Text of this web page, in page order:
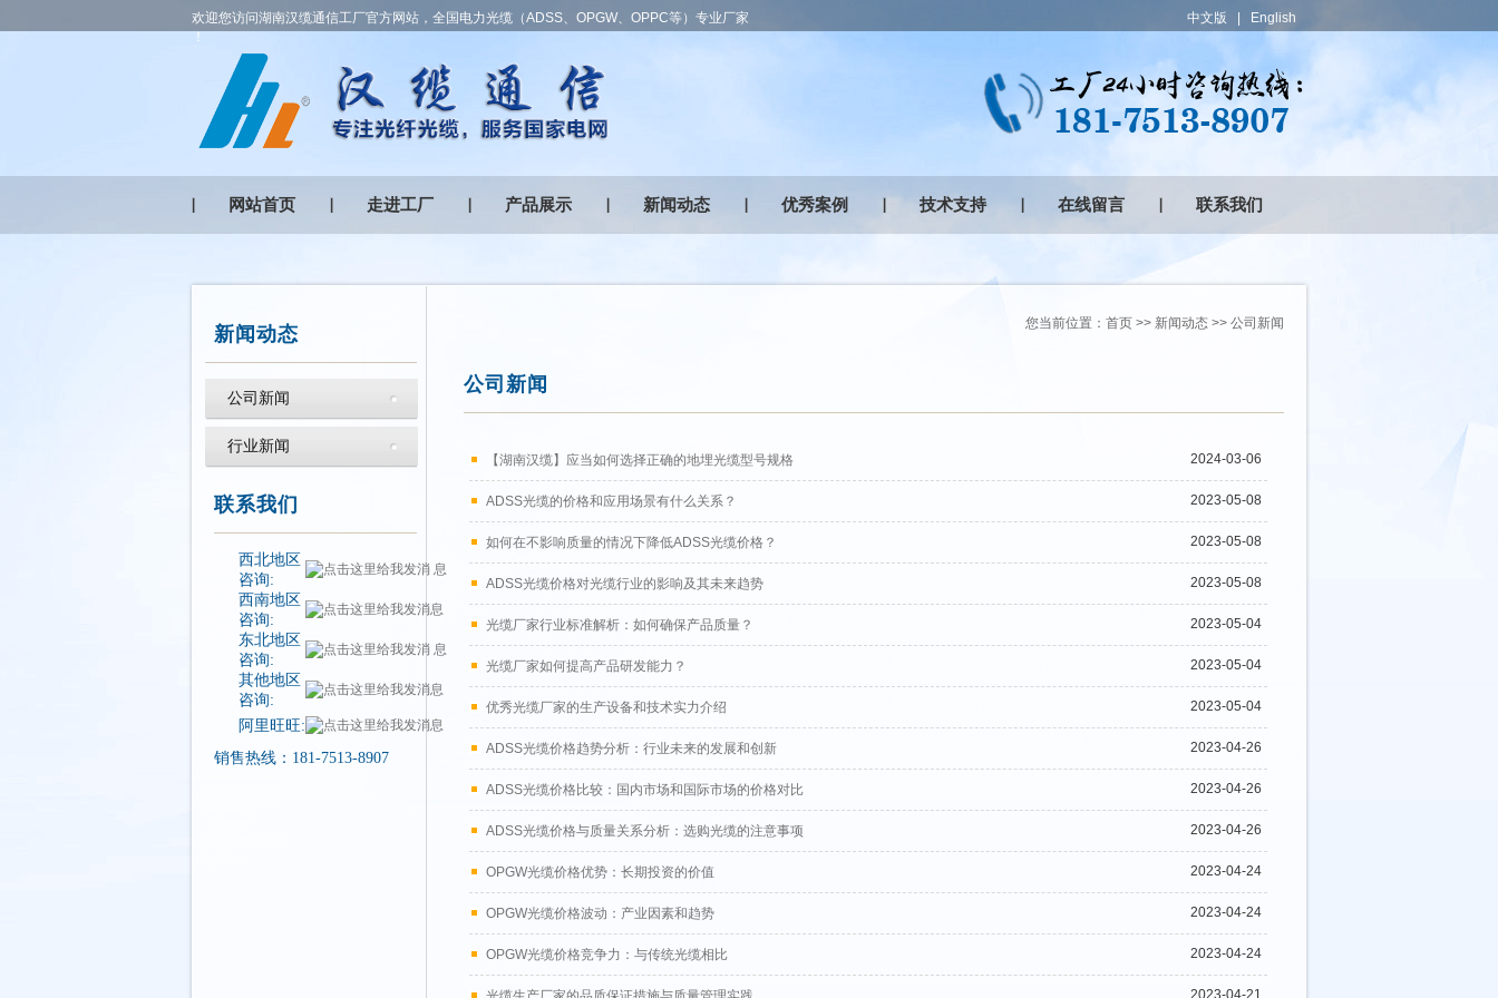
欢迎您访问湖南汉缆通信工厂官方网站，全国电力光缆（ADSS、OPGW、OPPC等）专业厂家
！
中文版 English
网站首页 走进工厂 产品展示 新闻动态 优秀案例 技术支持 在线留言 联系我们
新闻动态
公司新闻
行业新闻
联系我们
西北地区
咨询:
西南地区
咨询:
东北地区
咨询:
其他地区
咨询:
阿里旺旺:
销售热线：181-7513-8907
您当前位置： 首页 >> 新闻动态 >> 公司新闻
公司新闻
2024-03-06
【湖南汉缆】应当如何选择正确的地埋光缆型号规格
2023-05-08
ADSS光缆的价格和应用场景有什么关系？
2023-05-08
如何在不影响质量的情况下降低ADSS光缆价格？
2023-05-08
ADSS光缆价格对光缆行业的影响及其未来趋势
2023-05-04
光缆厂家行业标准解析：如何确保产品质量？
2023-05-04
光缆厂家如何提高产品研发能力？
2023-05-04
优秀光缆厂家的生产设备和技术实力介绍
2023-04-26
ADSS光缆价格趋势分析：行业未来的发展和创新
2023-04-26
ADSS光缆价格比较：国内市场和国际市场的价格对比
2023-04-26
ADSS光缆价格与质量关系分析：选购光缆的注意事项
2023-04-24
OPGW光缆价格优势：长期投资的价值
2023-04-24
OPGW光缆价格波动：产业因素和趋势
2023-04-24
OPGW光缆价格竞争力：与传统光缆相比
2023-04-21